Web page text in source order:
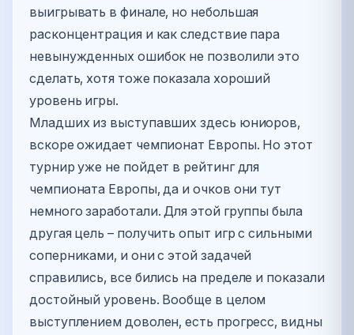
выигрывать в финале, но небольшая
расконцентрация и как следствие пара
невынужденных ошибок не позволили это
сделать, хотя тоже показала хороший
уровень игры.
Младших из выступавших здесь юниоров,
вскоре ожидает чемпионат Европы. Но этот
турнир уже не пойдет в рейтинг для
чемпионата Европы, да и очков они тут
немного заработали. Для этой группы была
другая цель – получить опыт игр с сильными
соперниками, и они с этой задачей
справились, все бились на пределе и показали
достойный уровень. Вообще в целом
выступлением доволен, есть прогресс, видны